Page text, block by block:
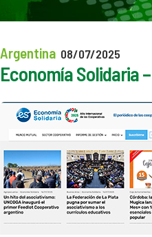
Argentina 08/07/2025
Economía Solidaria